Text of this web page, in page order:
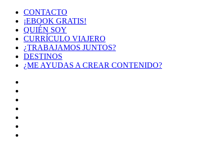
CONTACTO
¡EBOOK GRATIS!
QUIÉN SOY
CURRÍCULO VIAJERO
¿TRABAJAMOS JUNTOS?
DESTINOS
¿ME AYUDAS A CREAR CONTENIDO?